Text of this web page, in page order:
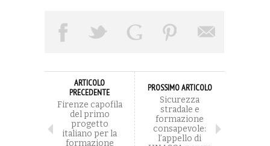
ARTICOLO
PRECEDENTE
Firenze capofila
del primo
progetto
italiano per la
formazione
PROSSIMO ARTICOLO
Sicurezza
stradale e
formazione
consapevole:
l’appello di